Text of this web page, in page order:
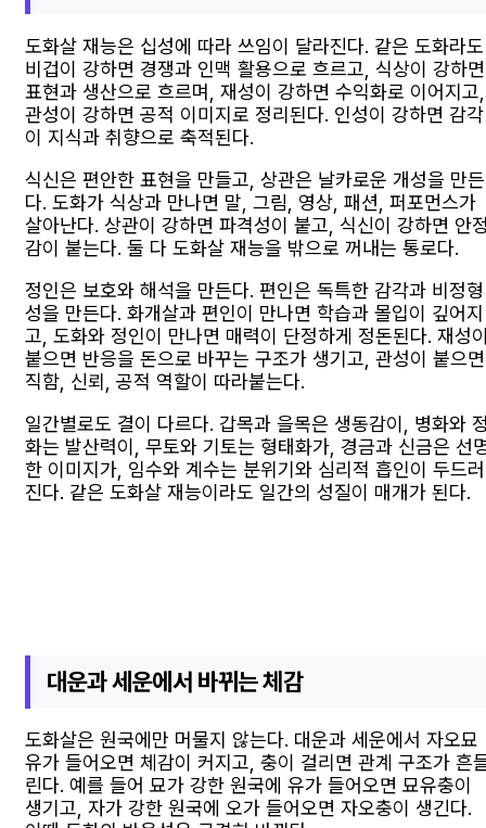
도화살 재능은 십성에 따라 쓰임이 달라진다. 같은 도화라도
비겁이 강하면 경쟁과 인맥 활용으로 흐르고, 식상이 강하면
표현과 생산으로 흐르며, 재성이 강하면 수익화로 이어지고,
관성이 강하면 공적 이미지로 정리된다. 인성이 강하면 감각
이 지식과 취향으로 축적된다.
식신은 편안한 표현을 만들고, 상관은 날카로운 개성을 만든
다. 도화가 식상과 만나면 말, 그림, 영상, 패션, 퍼포먼스가
살아난다. 상관이 강하면 파격성이 붙고, 식신이 강하면 안
감이 붙는다. 둘 다 도화살 재능을 밖으로 꺼내는 통로다.
정인은 보호와 해석을 만든다. 편인은 독특한 감각과 비정형
성을 만든다. 화개살과 편인이 만나면 학습과 몰입이 깊어지
고, 도화와 정인이 만나면 매력이 단정하게 정돈된다. 재성
붙으면 반응을 돈으로 바꾸는 구조가 생기고, 관성이 붙으면
직함, 신뢰, 공적 역할이 따라붙는다.
일간별로도 결이 다르다. 갑목과 을목은 생동감이, 병화와
화는 발산력이, 무토와 기토는 형태화가, 경금과 신금은 선
한 이미지가, 임수와 계수는 분위기와 심리적 흡인이 두드러
진다. 같은 도화살 재능이라도 일간의 성질이 매개가 된다.
대운과 세운에서 바뀌는 체감
도화살은 원국에만 머물지 않는다. 대운과 세운에서 자오묘
유가 들어오면 체감이 커지고, 충이 걸리면 관계 구조가 흔
린다. 예를 들어 묘가 강한 원국에 유가 들어오면 묘유충이
생기고, 자가 강한 원국에 오가 들어오면 자오충이 생긴다.